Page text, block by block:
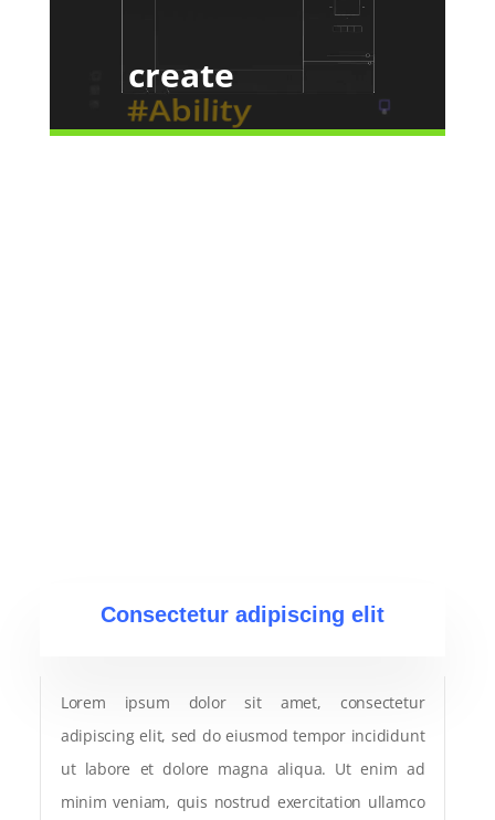
create #Ability
Consecteturadipiscing elit
Lorem ipsum dolor sit amet, consectetur
adipiscing elit, sed do eiusmod tempor incididunt
ut labore et dolore magna aliqua. Ut enim ad
minim veniam, quis nostrud exercitation ullamco